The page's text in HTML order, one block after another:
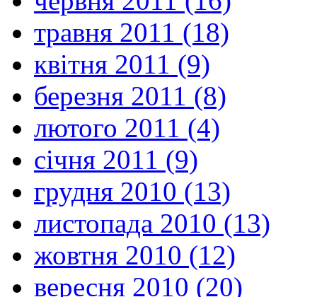
травня 2011 (18)
квітня 2011 (9)
березня 2011 (8)
лютого 2011 (4)
січня 2011 (9)
грудня 2010 (13)
листопада 2010 (13)
жовтня 2010 (12)
вересня 2010 (20)